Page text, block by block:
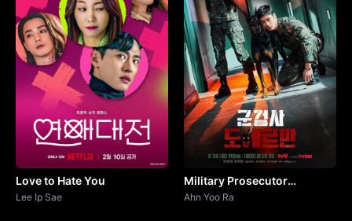
Love to Hate You
Lee Ip Sae
Military Prosecutor
Doberman
Ahn Yoo Ra